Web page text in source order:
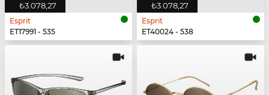
₺3.078,27
Esprit
ET17991 - 535
₺3.078,27
Esprit
ET40024 - 538